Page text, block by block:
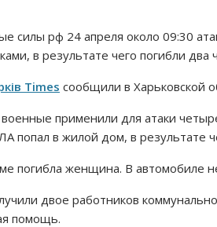
силы рф 24 апреля около 09:30
в результате чего погибли
Times сообщили в Харьковской
военные применили для атаки
попал в жилой дом, в результате
погибла женщина. В автомобиле
двое работников
помощь.